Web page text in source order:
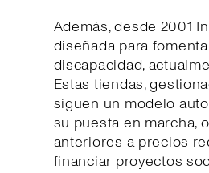
Además, desde 2001
diseñada para
discapacidad,
Estas tiendas,
siguen un modelo
su puesta en marcha,
anteriores a precios
financiar proyectos